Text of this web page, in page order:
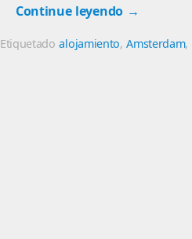
Continue leyendo →
Etiquetadoalojamiento,Amsterdam,